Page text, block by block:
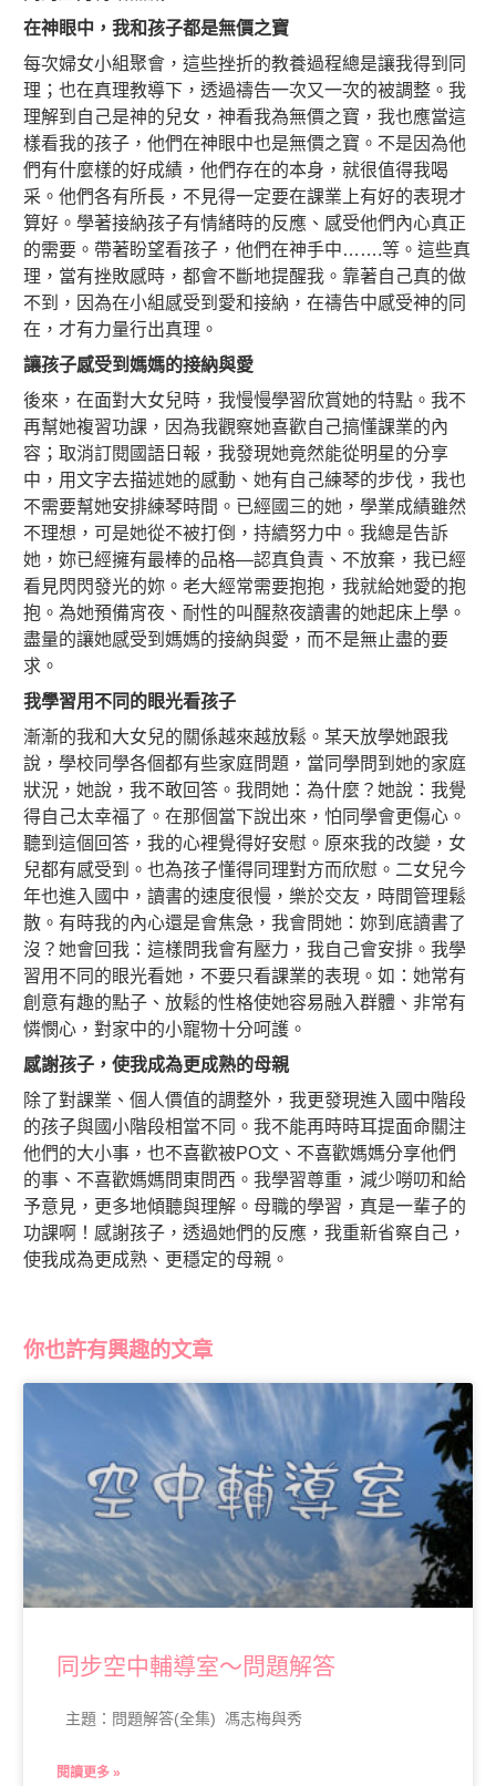
在神眼中，我和孩子都是無價之寶
每次婦女小組聚會，這些挫折的教養過程總是讓我得到同
理；也在真理教導下，透過禱告一次又一次的被調整。我
理解到自己是神的兒女，神看我為無價之寶，我也應當這
樣看我的孩子，他們在神眼中也是無價之寶。不是因為他
們有什麼樣的好成績，他們存在的本身，就很值得我喝
采。他們各有所長，不見得一定要在課業上有好的表現才
算好。學著接納孩子有情緒時的反應、感受他們內心真正
的需要。帶著盼望看孩子，他們在神手中…….等。這些真
理，當有挫敗感時，都會不斷地提醒我。靠著自己真的做
不到，因為在小組感受到愛和接納，在禱告中感受神的同
在，才有力量行出真理。
讓孩子感受到媽媽的接納與愛
後來，在面對大女兒時，我慢慢學習欣賞她的特點。我不
再幫她複習功課，因為我觀察她喜歡自己搞懂課業的內
容；取消訂閱國語日報，我發現她竟然能從明星的分享
中，用文字去描述她的感動、她有自己練琴的步伐，我也
不需要幫她安排練琴時間。已經國三的她，學業成績雖然
不理想，可是她從不被打倒，持續努力中。我總是告訴
她，妳已經擁有最棒的品格—認真負責、不放棄，我已經
看見閃閃發光的妳。老大經常需要抱抱，我就給她愛的抱
抱。為她預備宵夜、耐性的叫醒熬夜讀書的她起床上學。
盡量的讓她感受到媽媽的接納與愛，而不是無止盡的要
求。
我學習用不同的眼光看孩子
漸漸的我和大女兒的關係越來越放鬆。某天放學她跟我
說，學校同學各個都有些家庭問題，當同學問到她的家庭
狀況，她說，我不敢回答。我問她：為什麼？她說：我覺
得自己太幸福了。在那個當下說出來，怕同學會更傷心。
聽到這個回答，我的心裡覺得好安慰。原來我的改變，女
兒都有感受到。也為孩子懂得同理對方而欣慰。二女兒今
年也進入國中，讀書的速度很慢，樂於交友，時間管理鬆
散。有時我的內心還是會焦急，我會問她：妳到底讀書了
沒？她會回我：這樣問我會有壓力，我自己會安排。我學
習用不同的眼光看她，不要只看課業的表現。如：她常有
創意有趣的點子、放鬆的性格使她容易融入群體、非常有
憐憫心，對家中的小寵物十分呵護。
感謝孩子，使我成為更成熟的母親
除了對課業、個人價值的調整外，我更發現進入國中階段
的孩子與國小階段相當不同。我不能再時時耳提面命關注
他們的大小事，也不喜歡被PO文、不喜歡媽媽分享他們
的事、不喜歡媽媽問東問西。我學習尊重，減少嘮叨和給
予意見，更多地傾聽與理解。母職的學習，真是一輩子的
功課啊！感謝孩子，透過她們的反應，我重新省察自己，
使我成為更成熟、更穩定的母親。
你也許有興趣的文章
同步空中輔導室～問題解答
主題：問題解答(全集) 馮志梅與秀
閱讀更多 »